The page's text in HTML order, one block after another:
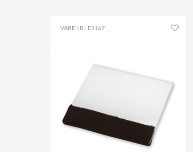
VARENR.: E3167